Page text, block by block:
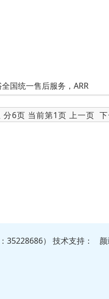
国统一售后服务，ARR
分6页 当前第1页 上一页
35228686） 技术支持 ：